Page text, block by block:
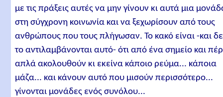
με τις πράξεις αυτές να μην γίνουν κι αυτά μια
στη σύγχρονη κοινωνία και να ξεχωρίσουν από τους
ανθρώπους που τους πλήγωσαν. Το κακό είναι -και
το αντιλαμβάνονται αυτό- ότι από ένα σημείο και
απλά ακολουθούν κι εκείνα κάποιο ρεύμα... κάποια
μάζα... και κάνουν αυτό που μισούν περισσότερο...
γίνονται μονάδες ενός συνόλου...